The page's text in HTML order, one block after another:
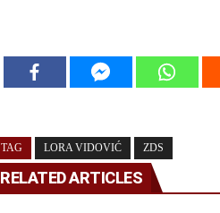
TAG LORA VIDOVIĆ ZDS
RELATED ARTICLES